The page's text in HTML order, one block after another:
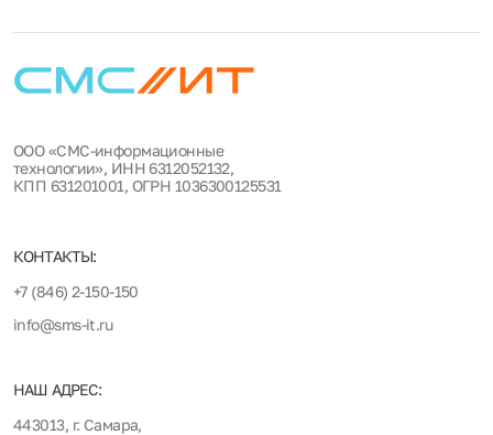
ООО «СМС-информационные
технологии», ИНН 6312052132,
КПП 631201001, ОГРН 1036300125531
КОНТАКТЫ:
+7 (846) 2-150-150
info@sms-it.ru
НАШ АДРЕС:
443013, г. Самара,